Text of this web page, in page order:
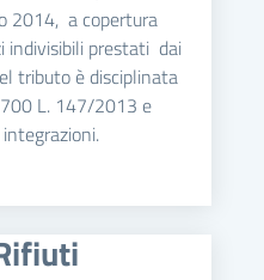
2014, a copertura
indivisibili prestati dai
tributo è disciplinata
L. 147/2013 e